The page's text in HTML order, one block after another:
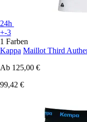
24h
+-3
1 Farben
Kappa Maillot Third
Ab 125,00 €
99,42 €